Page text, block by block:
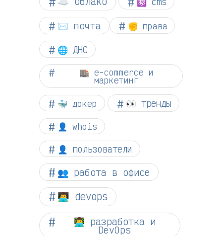
✉️ почта ✊ права
🌐 ДНС
🏬 e-commerce и
маркетинг
🐳 докер 👀 тренды
👤 whois
👤 пользователи
👥 работа в офисе
👨‍💻 devops
👨‍💻 разработка и
DevOps